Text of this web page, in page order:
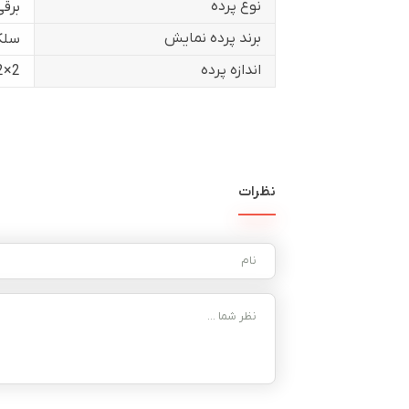
نوع پرده
برند پرده نمایش
اندازه پرده
2×2
نظرات